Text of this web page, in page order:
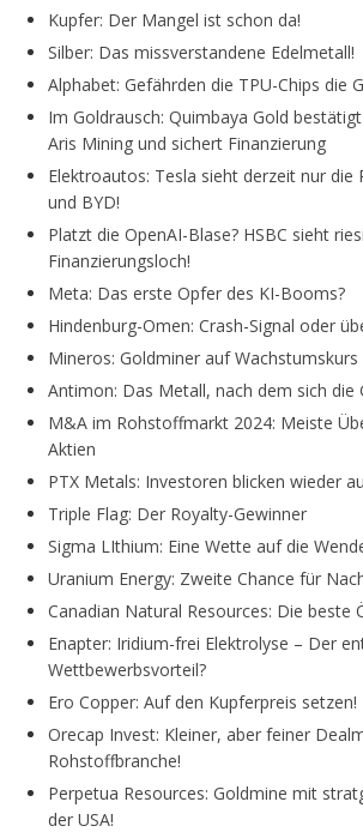
Kupfer: Der Mangel ist schon da!
Silber: Das missverstandene Edelmetall!
Alphabet: Gefährden die TPU-Chips die
Im Goldrausch: Quimbaya Gold
Aris Mining und sichert Finanzierung
Elektroautos: Tesla sieht derzeit nur die
und BYD!
Platzt die OpenAI-Blase? HSBC sieht
Finanzierungsloch!
Meta: Das erste Opfer des KI-Booms?
Hindenburg-Omen: Crash-Signal oder
Mineros: Goldminer auf Wachstumskurs
Antimon: Das Metall, nach dem sich die
M&A im Rohstoffmarkt 2024: Meiste
Aktien
PTX Metals: Investoren blicken wieder
Triple Flag: Der Royalty-Gewinner
Sigma LIthium: Eine Wette auf die
Uranium Energy: Zweite Chance für
Canadian Natural Resources: Die beste
Enapter: Iridium-frei Elektrolyse – Der
Wettbewerbsvorteil?
Ero Copper: Auf den Kupferpreis setzen!
Orecap Invest: Kleiner, aber feiner
Rohstoffbranche!
Perpetua Resources: Goldmine mit
der USA!